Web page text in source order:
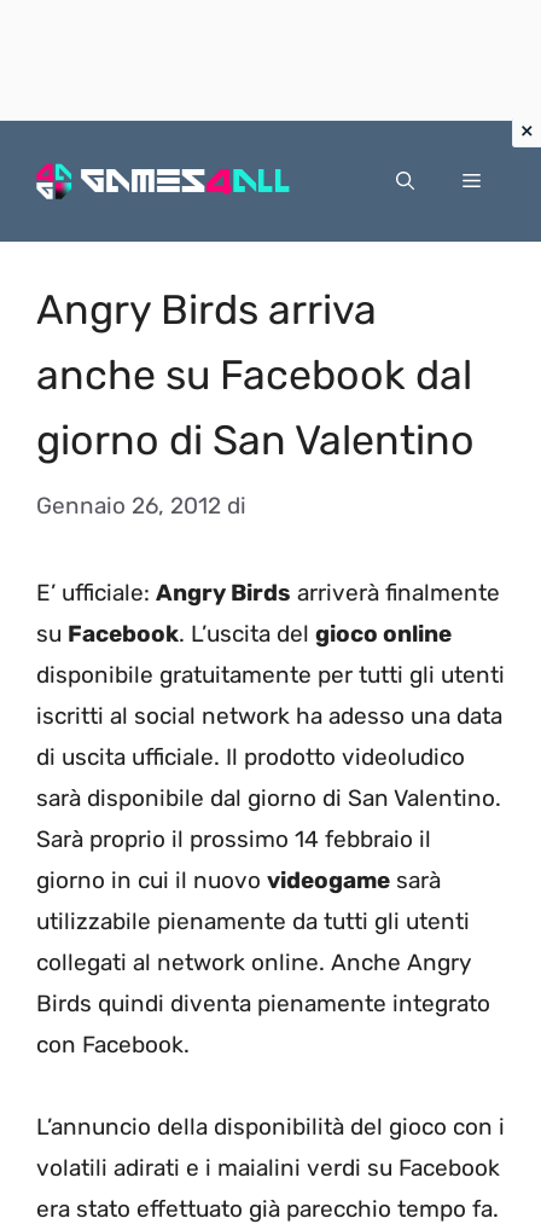
Menu
Angry Birds arriva
anche su Facebook dal
giorno di San Valentino
Gennaio 26, 2012 di
E’ ufficiale: Angry Birds arriverà finalmente
su Facebook. L’uscita del gioco online
disponibile gratuitamente per tutti gli utenti
iscritti al social network ha adesso una data
di uscita ufficiale. Il prodotto videoludico
sarà disponibile dal giorno di San Valentino.
Sarà proprio il prossimo 14 febbraio il
giorno in cui il nuovo videogame sarà
utilizzabile pienamente da tutti gli utenti
collegati al network online. Anche Angry
Birds quindi diventa pienamente integrato
con Facebook.
L’annuncio della disponibilità del gioco con i
volatili adirati e i maialini verdi su Facebook
era stato effettuato già parecchio tempo fa.